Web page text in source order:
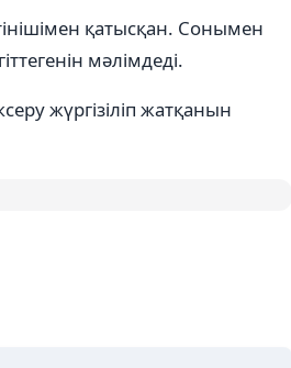
қатысқан. Сонымен
мәлімдеді.
жүргізіліп жатқанын